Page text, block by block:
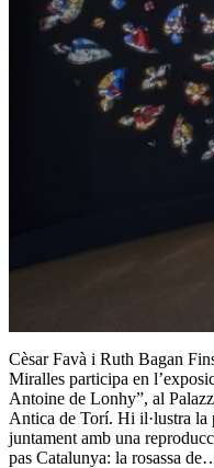
Cèsar Favà i Ruth Bagan
Miralles participa en
Antoine de Lonhy”, al
Antica de Torí. Hi il·lustra la
juntament amb una
pas Catalunya: la rosassa